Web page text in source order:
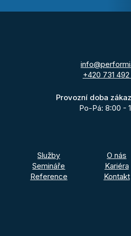
+420 731 492
Provozní doba
Po-Pá: 8:00 -
Služby
Semináře
Reference
O nás
Kariéra
Kontakt